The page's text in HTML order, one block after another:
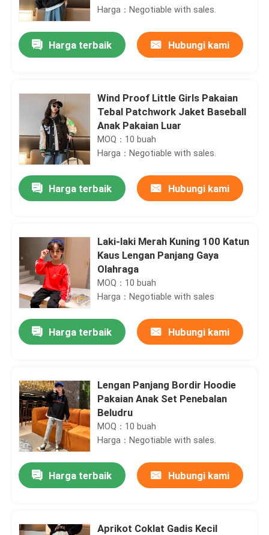
Harga：Negotiable with sales.
Harga terbaik Hubungi kami
Wind Proof Little Girls Pakaian
Tebal Patchwork Jaket Baseball
Anak Pakaian Luar
MOQ：10 buah
Harga：Negotiable with sales.
Harga terbaik Hubungi kami
Laki-laki Merah Kuning 100 Katun
Kaus Lengan Panjang Gaya
Olahraga
MOQ：10 buah
Harga：Negotiable with sales
Harga terbaik Hubungi kami
Lengan Panjang Bordir Hoodie
Pakaian Anak Set Penebalan
Beludru
MOQ：10 buah
Harga：Negotiable with sales.
Harga terbaik Hubungi kami
Aprikot Coklat Gadis Kecil